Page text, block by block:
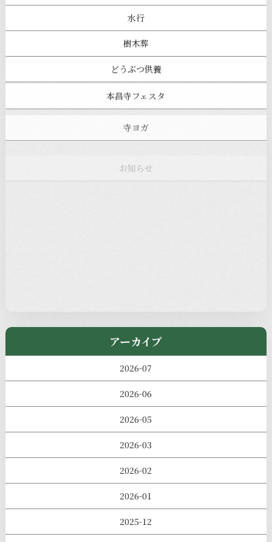
水行
樹木葬
どうぶつ供養
本昌寺フェスタ
注目の記事
アーカイブ
2026-07
2026-06
2026-05
2026-03
2026-02
2026-01
2025-12